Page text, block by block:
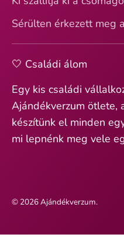
Sérülten érkezett meg
🤍 Családi álom
Egy kis családi
Ajándékverzum ötlete,
készítünk el minden
mi lepnénk meg vele
© 2026Ajándékverzum.